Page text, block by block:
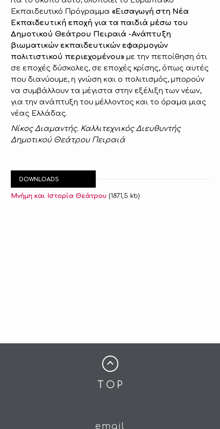
Εκπαιδευτικό Πρόγραμμα «Εισαγωγή στη Νέα
Εκπαιδευτική εποχή για τα παιδιά μέσω του
Δημοτικού Θεάτρου Πειραιά -Ανάπτυξη
βιωματικών εκπαιδευτικών εφαρμογών
πολιτιστικού περιεχομένου» με την πεποίθηση ότι
σε εποχές δύσκολες, σε εποχές κρίσης, όπως αυτές
που διανύουμε, η γνώση και ο πολιτισμός, μπορούν
να συμβάλλουν τα μέγιστα στην εξέλιξη των νέων,
για την ανάπτυξη του μέλλοντος και το όραμα μιας
νέας Ελλάδας.
Νίκος Διαμαντής. Καλλιτεχνικός Διευθυντής
Δημοτικού Θεάτρου Πειραιά
DOWNLOADS
Μνήμη και Ιστορία Θεάτρου (1871,5 kb)